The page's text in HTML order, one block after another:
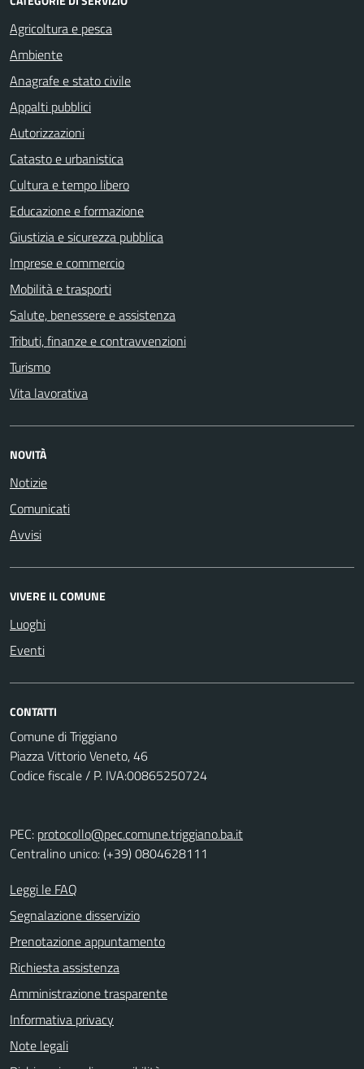
Agricoltura e pesca
Ambiente
Anagrafe e stato civile
Appalti pubblici
Autorizzazioni
Catasto e urbanistica
Cultura e tempo libero
Educazione e formazione
Giustizia e sicurezza pubblica
Imprese e commercio
Mobilità e trasporti
Salute, benessere e assistenza
Tributi, finanze e contravvenzioni
Turismo
Vita lavorativa
NOVITÀ
Notizie
Comunicati
Avvisi
VIVERE IL COMUNE
Luoghi
Eventi
CONTATTI
Comune di Triggiano
Piazza Vittorio Veneto, 46
Codice fiscale / P. IVA:00865250724
PEC: protocollo@pec.comune.triggiano.ba.it
Centralino unico: (+39) 0804628111
Leggi le FAQ
Segnalazione disservizio
Prenotazione appuntamento
Richiesta assistenza
Amministrazione trasparente
Informativa privacy
Note legali